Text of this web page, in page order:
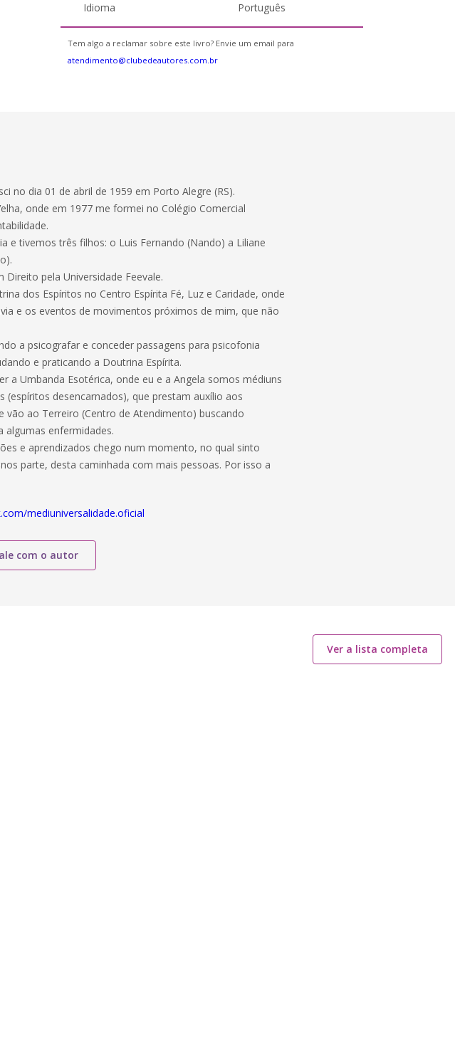
Idioma Português
Tem algo a reclamar sobre este livro? Envie um email para
atendimento@clubedeautores.com.br
no dia 01 de abril de 1959 em Porto Alegre (RS).
onde em 1977 me formei no Colégio Comercial
e tivemos três filhos: o Luis Fernando (Nando) a Liliane
pela Universidade Feevale.
dos Espíritos no Centro Espírita Fé, Luz e Caridade, onde
e os eventos de movimentos próximos de mim, que não
a psicografar e conceder passagens para psicofonia
e praticando a Doutrina Espírita.
a Umbanda Esotérica, onde eu e a Angela somos médiuns
(espíritos desencarnados), que prestam auxílio aos
vão ao Terreiro (Centro de Atendimento) buscando
algumas enfermidades.
e aprendizados chego num momento, no qual sinto
parte, desta caminhada com mais pessoas. Por isso a
mediuniversalidade.oficial
com o autor
Ver a lista completa